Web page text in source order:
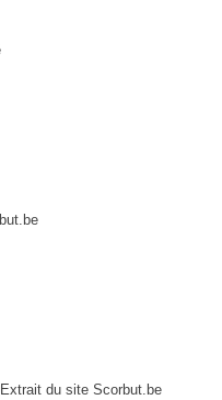
Extrait du site Scorbut.be